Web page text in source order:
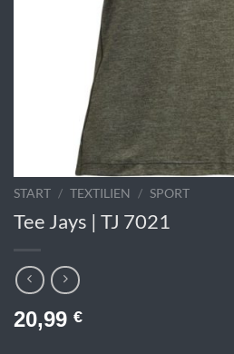
START / TEXTILIEN / SPORT
Tee Jays | TJ 7021
20,99 €